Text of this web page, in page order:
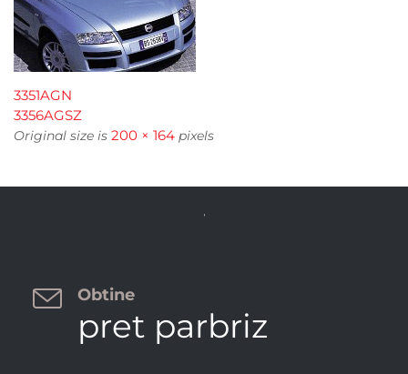
3351AGN
3356AGSZ
Original size is 200 × 164 pixels
 Obtine
pret parbriz